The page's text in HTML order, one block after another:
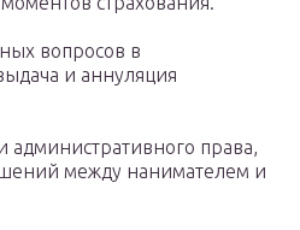
вопросов в
и аннуляция
административного права,
между нанимателем и